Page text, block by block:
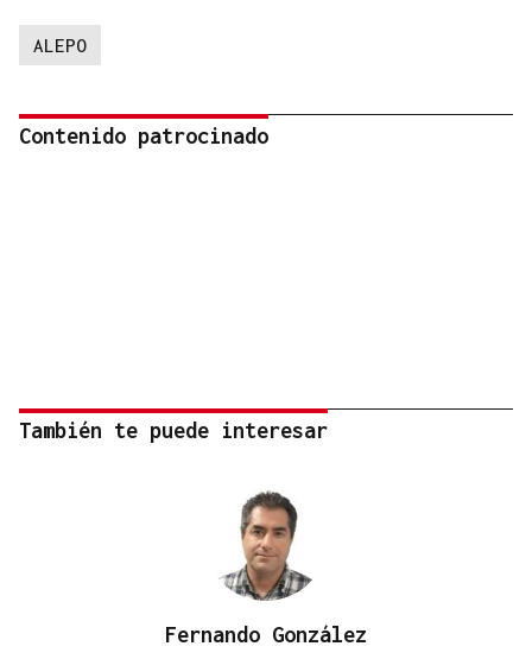
ALEPO
Contenido patrocinado
También te puede interesar
Fernando González